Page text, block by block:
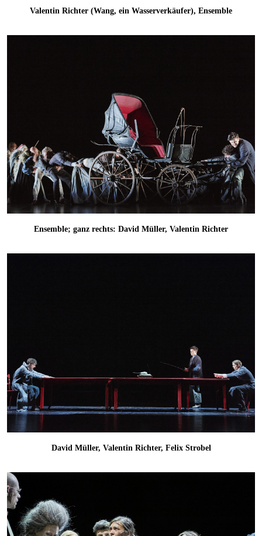
Valentin Richter (Wang, ein Wasserverkäufer), Ensemble
Ensemble; ganz rechts: David Müller, Valentin Richter
David Müller, Valentin Richter, Felix Strobel